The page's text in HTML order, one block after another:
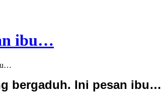
ibu…
bergaduh. Ini pesan ibu…